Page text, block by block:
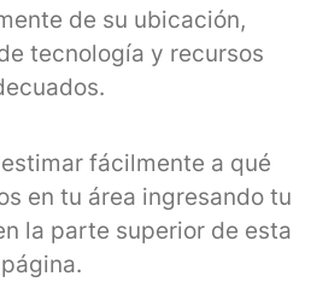
de su ubicación,
tecnología y recursos
fácilmente a qué
en tu área ingresando tu
la parte superior de esta
página.